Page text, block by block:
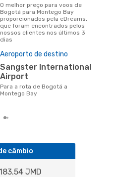
O melhor preço para voos de
Bogotá para Montego Bay
proporcionados pela eDreams,
que foram encontrados pelos
nossos clientes nos últimos 3
dias
Aeroporto de destino
Sangster International
Airport
Para a rota de Bogotá a
Montego Bay
câmbio
JMD